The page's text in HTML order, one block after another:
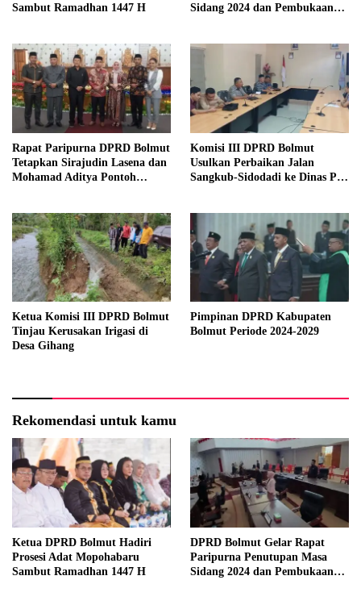
Sambut Ramadhan 1447 H
Sidang 2024 dan Pembukaan
Rapat Paripurna DPRD Bolmut
Tetapkan Sirajudin Lasena dan
Mohamad Aditya Pontoh
Komisi III DPRD Bolmut
Usulkan Perbaikan Jalan
Sangkub-Sidodadi ke Dinas PU
Ketua Komisi III DPRD Bolmut
Tinjau Kerusakan Irigasi di
Desa Gihang
Pimpinan DPRD Kabupaten
Bolmut Periode 2024-2029
Rekomendasi untuk kamu
Ketua DPRD Bolmut Hadiri
Prosesi Adat Mopohabaru
Sambut Ramadhan 1447 H
DPRD Bolmut Gelar Rapat
Paripurna Penutupan Masa
Sidang 2024 dan Pembukaan